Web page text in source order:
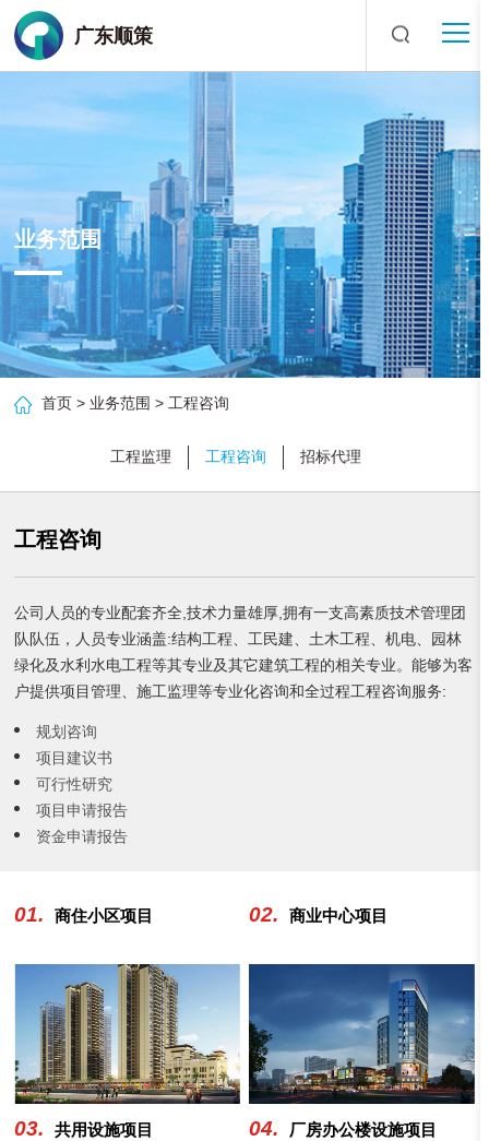
广东顺策
业务范围
首页 > 业务范围 > 工程咨询
工程监理 工程咨询 招标代理
工程咨询
公司人员的专业配套齐全,技术力量雄厚,拥有一支高素质技术管理团
队队伍，人员专业涵盖:结构工程、工民建、土木工程、机电、园林
绿化及水利水电工程等其专业及其它建筑工程的相关专业。能够为客
户提供项目管理、施工监理等专业化咨询和全过程工程咨询服务:
规划咨询
项目建议书
可行性研究
项目申请报告
资金申请报告
01. 商住小区项目 02. 商业中心项目
03. 共用设施项目 04. 厂房办公楼设施项目